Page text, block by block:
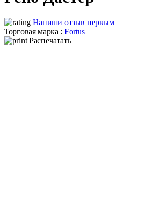
Напиши отзыв первым
Торговая марка : Fortus
Распечатать